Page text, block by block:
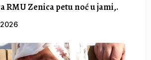
RMU Zenica petu noć u jami,.